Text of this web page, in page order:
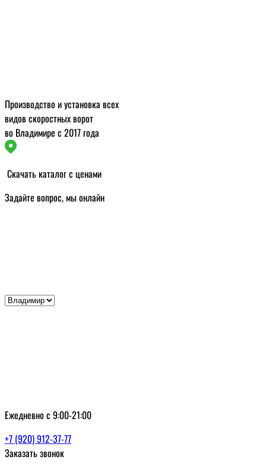
Производство и установка всех
видов скоростных ворот
во Владимире с 2017 года
Скачать каталог с ценами
Задайте вопрос, мы онлайн
Ежедневно с 9:00-21:00
+7 (920) 912-37-77
Заказать звонок